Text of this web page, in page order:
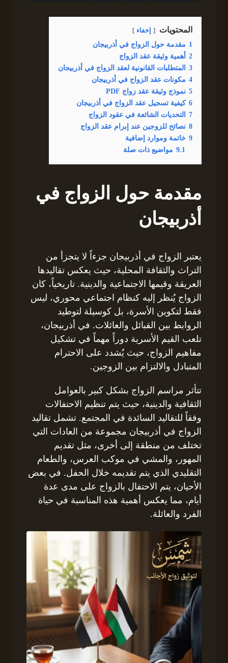
المحتويات إخفاء
1 مقدمة حول الزواج في أذربيجان
2
أهمية وثيقة عقد الزواج
3
المتطلبات القانونية لعقد الزواج في أذربيجان
4 مكونات عقد الزواج في أذربيجان
5 نموذج وثيقة عقد زواج PDF
6 كيفية تسجيل عقد الزواج في أذربيجان
7
التحديات الشائعة في عقود الزواج
8 نصائح للزوجين عند إبرام عقد الزواج
9 خاتمة وموارد إضافية
9.1 مواضيع ذات صلة
مقدمة حول الزواج في
أذربيجان
يعتبر الزواج في أذربيجان جزءاً لا يتجزأ من
التراث والثقافة المحلية، حيث يعكس تقاليدها
العريقة وقيمها الاجتماعية والدينية. تاريخياً، كان
الزواج يُنظر إليه كنظام اجتماعي محوري، ليس
فقط لتكوين الأسرة، بل كوسيلة لتوطيد
الروابط بين القبائل والعائلات. في أذربيجان،
تلعب القيم الأسرية دوراً مهماً في تشكيل
مفاهيم الزواج، حيث يُشدد على الاحترام
المتبادل والالتزام بين الزوجين.
تتأثر مراسم الزواج بشكل كبير بالعوامل
الثقافية والدينية، حيث يتم تنظيم الاحتفالات
وفقاً للتقاليد السائدة في المجتمع. تشمل تقاليد
الزواج في أذربيجان مجموعة من العادات التي
تختلف من منطقة إلى أخرى، مثل تقديم
المهور، والمشي في موكب العرس، والطعام
التقليدي الذي يتم تقديمه خلال الحفل. في بعض
الأحيان، يتم الاحتفال بالزواج على مدى عدة
أيام، مما يعكس أهمية هذه المناسبة في حياة
الفرد والعائلة.